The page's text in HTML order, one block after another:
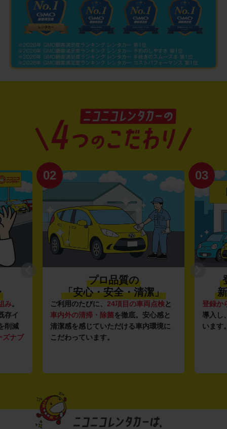
み。
存イ
削減
ズナブ
02
プロ品質の
「安心・安全・清潔」
ご利用のたびに、 24項目の車両点検と
車内外の清掃・除菌を徹底。安心感と
清潔感を感じていただける車内環境に
こだわっています。
03
登録か
導入し
います